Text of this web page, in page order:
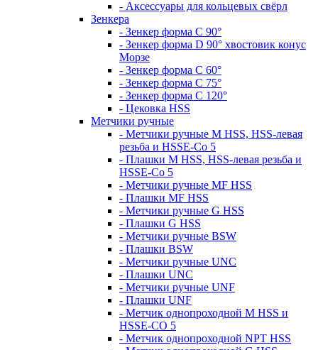
- Аксессуары для кольцевых свёрл
Зенкера
- Зенкер форма С 90°
- Зенкер форма D 90° хвостовик конус
Морзе
- Зенкер форма С 60°
- Зенкер форма С 75°
- Зенкер форма С 120°
- Цековка HSS
Метчики ручные
- Метчики ручные M HSS, HSS-левая
резьба и HSSE-Co 5
- Плашки M HSS, HSS-левая резьба и
HSSE-Co 5
- Метчики ручные MF HSS
- Плашки MF HSS
- Метчики ручные G HSS
- Плашки G HSS
- Метчики ручные BSW
- Плашки BSW
- Метчики ручные UNC
- Плашки UNC
- Метчики ручные UNF
- Плашки UNF
- Метчик однопроходной M HSS и
HSSE-CO 5
- Метчик однопроходной NPT HSS